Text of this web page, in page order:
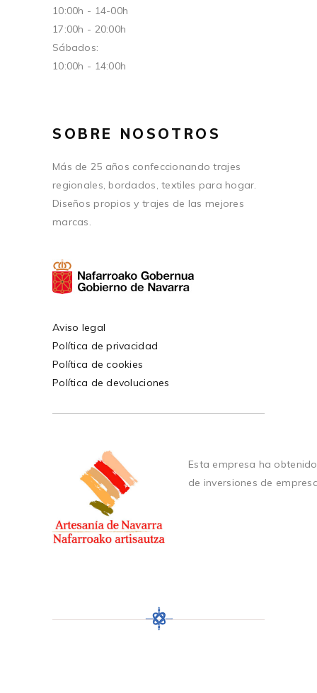
10:00h - 14-00h
17:00h - 20:00h
Sábados:
10:00h - 14:00h
SOBRE NOSOTROS
Más de 25 años confeccionando trajes
regionales, bordados, textiles para hogar.
Diseños propios y trajes de las mejores
marcas.
Aviso legal
Política de privacidad
Política de cookies
Política de devoluciones
Esta empresa ha
de inversiones de